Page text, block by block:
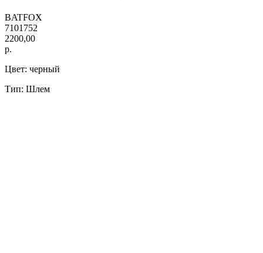
BATFOX
7101752
2200,00
р.
Цвет: черный
Тип: Шлем